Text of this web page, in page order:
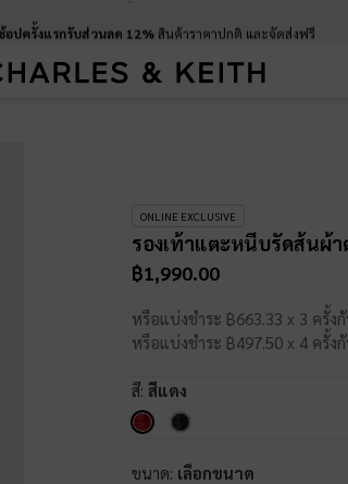
ช้อปครั้งแรกรับส่วนลด 12% สินค้าราคาปกติ และจัดส่งฟรี
ONLINE EXCLUSIVE
รองเท้าแตะหนีบรัดส้นผ้
฿1,990.00
หรือแบ่งชำระ ฿663.33 x 3 ครั้ง
หรือแบ่งชำระ ฿497.50 x 4 ครั้ง
สี: สีแดง
ขนาด: เลือกขนาด